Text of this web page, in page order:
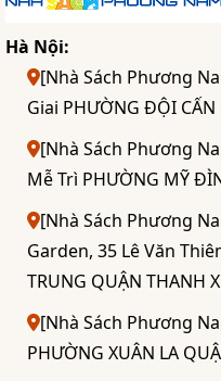
Hà Nội:
[Nhà Sách Phương
Giai PHƯỜNG ĐỘI
[Nhà Sách Phương
Mễ Trì PHƯỜNG MỸ
[Nhà Sách Phương
Garden, 35 Lê Văn
TRUNG QUẬN THANH
[Nhà Sách Phương
PHƯỜNG XUÂN LA